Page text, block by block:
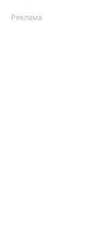
Реклама